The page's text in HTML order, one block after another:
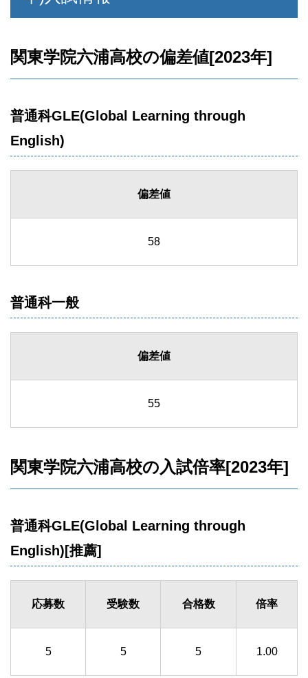
関東学院六浦高校の偏差値[2023年]
普通科GLE(Global Learning through
English)
偏差値
58
普通科一般
偏差値
55
関東学院六浦高校の入試倍率[2023年]
普通科GLE(Global Learning through
English)[推薦]
応募数 受験数 合格数 倍率
5 5 5 1.00